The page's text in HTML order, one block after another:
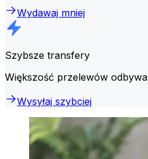
Wydawaj mniej
Szybsze transfery
Większość przelewów odbywa
Wysyłaj szybciej